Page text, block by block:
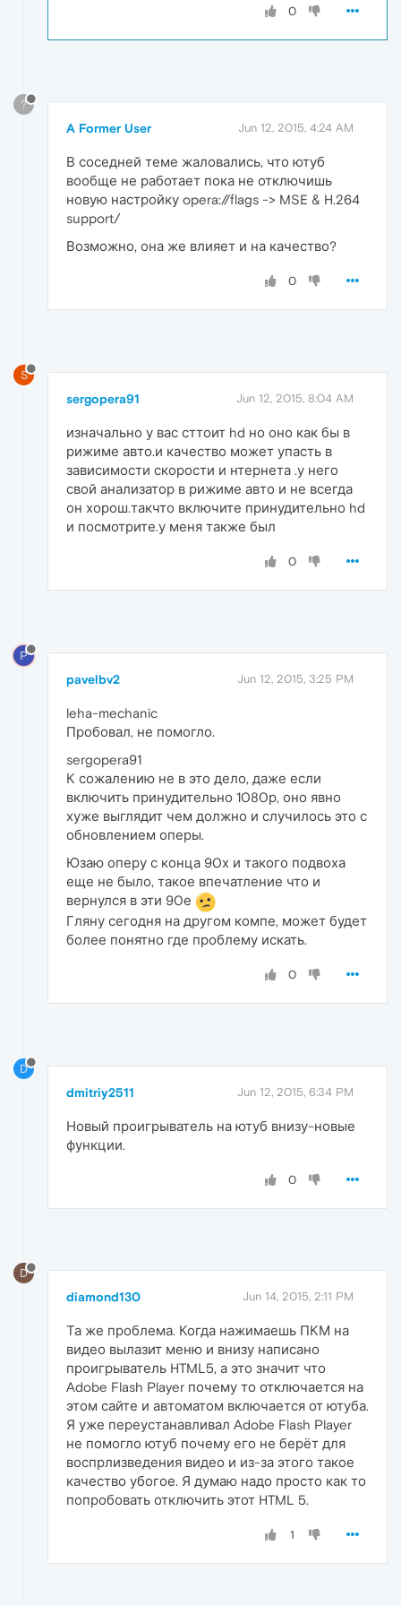
0
?
A Former User Jun 12, 2015, 4:24 AM
В соседней теме жаловались, что ютуб
вообще не работает пока не отключишь
новую настройку opera://flags -> MSE & H.264
support/
Возможно, она же влияет и на качество?
0
S
sergopera91 Jun 12, 2015, 8:04 AM
изначально у вас сттоит hd но оно как бы в
рижиме авто.и качество может упасть в
зависимости скорости и нтернета .у него
свой анализатор в рижиме авто и не всегда
он хорош.такчто включите принудительно hd
и посмотрите.у меня также был
0
P
pavelbv2 Jun 12, 2015, 3:25 PM
leha-mechanic
Пробовал, не помогло.
sergopera91
К сожалению не в это дело, даже если
включить принудительно 1080р, оно явно
хуже выглядит чем должно и случилось это с
обновлением оперы.
Юзаю оперу с конца 90х и такого подвоха
еще не было, такое впечатление что и
вернулся в эти 90е
Гляну сегодня на другом компе, может будет
более понятно где проблему искать.
0
D
dmitriy2511 Jun 12, 2015, 6:34 PM
Новый проигрыватель на ютуб внизу-новые
функции.
0
D
diamond130 Jun 14, 2015, 2:11 PM
Та же проблема. Когда нажимаешь ПКМ на
видео вылазит меню и внизу написано
проигрыватель HTML5, а это значит что
Adobe Flash Player почему то отключается на
этом сайте и автоматом включается от ютуба.
Я уже переустанавливал Adobe Flash Player
не помогло ютуб почему его не берёт для
воспрлизведения видео и из-за этого такое
качество убогое. Я думаю надо просто как то
попробовать отключить этот HTML 5.
1